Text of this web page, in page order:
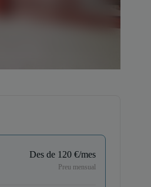
Des de 120 €/mes
Preu mensual